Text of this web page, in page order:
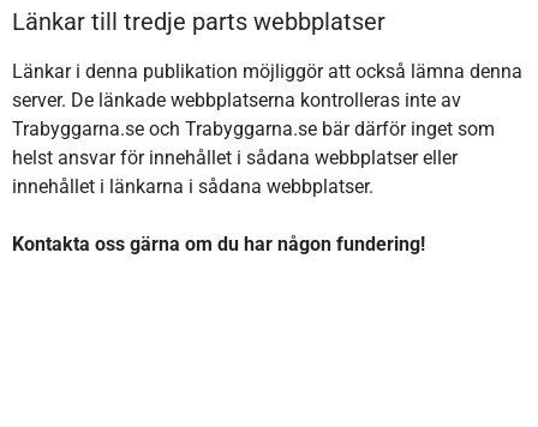
Länkar till tredje parts webbplatser
Länkar i denna publikation möjliggör att också lämna denna
server. De länkade webbplatserna kontrolleras inte av
Trabyggarna.se och Trabyggarna.se bär därför inget som
helst ansvar för innehållet i sådana webbplatser eller
innehållet i länkarna i sådana webbplatser.
Kontakta oss gärna om du har någon fundering!